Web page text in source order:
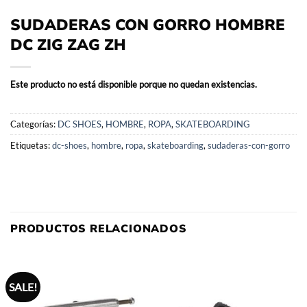
SUDADERAS CON GORRO HOMBRE
DC ZIG ZAG ZH
Este producto no está disponible porque no quedan existencias.
Categorías: DC SHOES, HOMBRE, ROPA, SKATEBOARDING
Etiquetas:dc-shoes, hombre, ropa, skateboarding, sudaderas-con-gorro
PRODUCTOS RELACIONADOS
SALE!